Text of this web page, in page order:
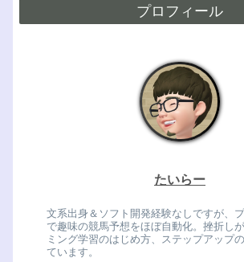
プロフィール
たいらー
文系出身＆ソフト開発経験なしですが、
で趣味の競馬予想をほぼ自動化。挫折し
ミング学習のはじめ方、ステップアップ
ています。